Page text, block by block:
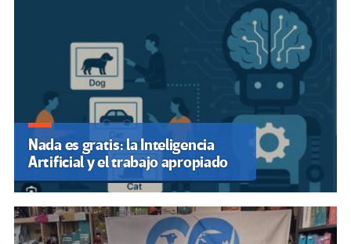
Nada es gratis: la Inteligencia
Artificial y el trabajo apropiado